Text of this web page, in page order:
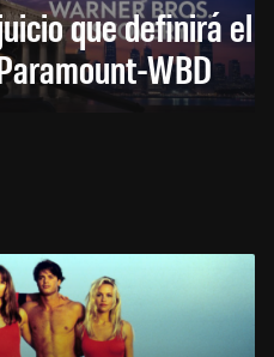
que definirá el
WBD